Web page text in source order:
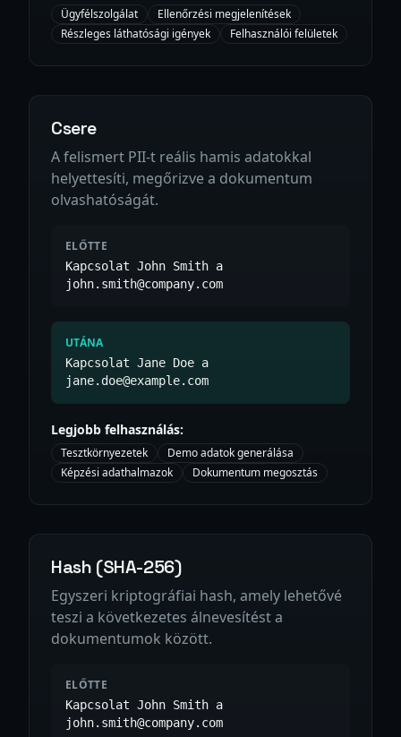
Ügyfélszolgálat
Ellenőrzési megjelenítések
Részleges láthatósági igények
Felhasználói felületek
Csere
A felismert PII-t reális hamis adatokkal
helyettesíti, megőrizve a dokumentum
olvashatóságát.
ELŐTTE
Kapcsolat John Smith a
john.smith@company.com
UTÁNA
Kapcsolat Jane Doe a
jane.doe@example.com
Legjobb felhasználás:
Tesztkörnyezetek
Demo adatok generálása
Képzési adathalmazok
Dokumentum megosztás
Hash (SHA-256)
Egyszeri kriptográfiai hash, amely lehetővé
teszi a következetes álnevesítést a
dokumentumok között.
ELŐTTE
Kapcsolat John Smith a
john.smith@company.com